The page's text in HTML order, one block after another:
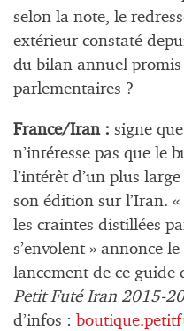
selon la note, le
extérieur constaté
du bilan annuel
parlementaires ?
France/Iran : signe
n’intéresse pas que le
l’intérêt d’un plus
son édition sur l’Iran.
les craintes distillées
s’envolent » annonce
lancement de ce guide
Petit Futé Iran 2015-
d’infos :